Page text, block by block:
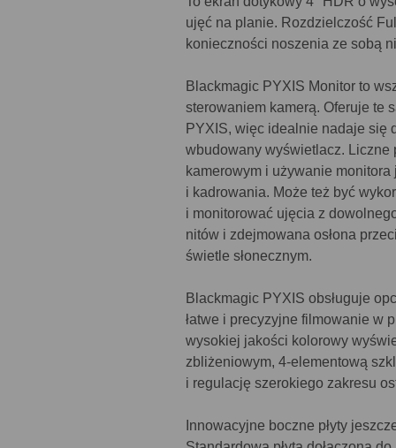
ujęć na planie. Rozdzielczość
konieczności noszenia ze sobą
Blackmagic PYXIS Monitor to
sterowaniem kamerą. Oferuje te
PYXIS, więc idealnie nadaje się
wbudowany wyświetlacz. Liczne
kamerowym i używanie
i kadrowania. Może też być
i monitorować ujęcia z
nitów i zdejmowana osłona
świetle słonecznym.
Blackmagic PYXIS obsługuje
łatwe i precyzyjne filmowanie w
wysokiej jakości kolorowy
zbliżeniowym, 4-elementową
i regulację szerokiego zakresu
Innowacyjne boczne płyty